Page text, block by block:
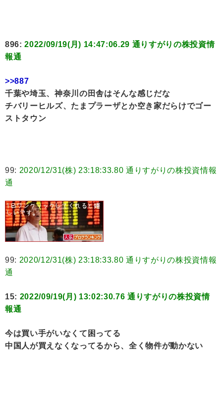
896:2022/09/19(月) 14:47:06.29 通りすがりの株投資情
報通
>>887
千葉や埼玉、神奈川の田舎はそんな感じだな
チバリーヒルズ、たまプラーザとか空き家だらけでゴー
ストタウン
99: 2020/12/31(株) 23:18:33.80 通りすがりの株投資情報
通
99: 2020/12/31(株) 23:18:33.80 通りすがりの株投資情報
通
15: 2022/09/19(月) 13:02:30.76 通りすがりの株投資情
報通
今は買い手がいなくて困ってる
中国人が買えなくなってるから、全く物件が動かない